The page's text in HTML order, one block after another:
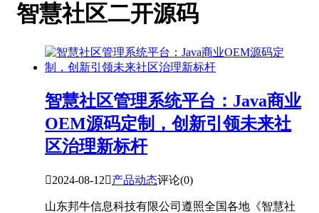
智慧社区二开源码
智慧社区管理系统平台：Java商业
OEM源码定制，创新引领未来社
区治理新标杆
2024-08-12产品动态评论(0)
山东邦牛信息科技有限公司遵照全国各地《智慧社